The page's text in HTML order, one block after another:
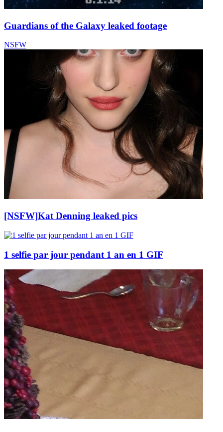
Guardians of the Galaxy leaked footage
NSFW
[NSFW]Kat Denning leaked pics
1 selfie par jour pendant 1 an en 1 GIF